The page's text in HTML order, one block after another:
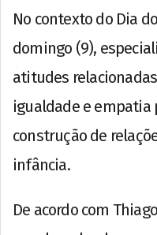
No contexto do Dia
domingo (9),
atitudes
igualdade e
construção de
infância.
De acordo com